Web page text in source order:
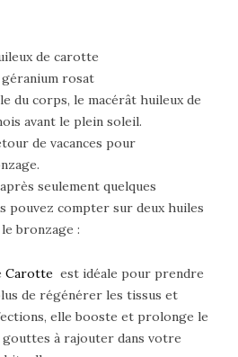
de carotte
géranium rosat
du corps, le macérât huileux de
avant le plein soleil.
de vacances pour
après seulement quelques
pouvez compter sur deux huiles
bronzage :
Carotte est idéale pour prendre
de régénérer les tissus et
elle booste et prolonge le
gouttes à rajouter dans votre